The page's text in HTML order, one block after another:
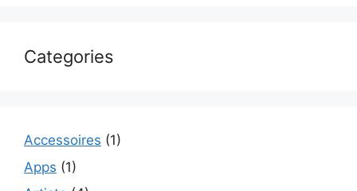
Categories
Accessoires (1)
Apps (1)